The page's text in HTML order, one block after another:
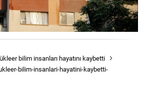
bilim insanları hayatını kaybetti
bilim-insanlari-hayatini-kaybetti-